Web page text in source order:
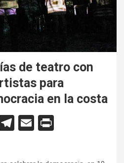
de teatro con
para
en la costa
T
E